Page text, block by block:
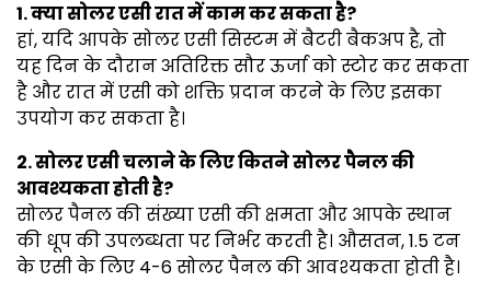
1. क्या सोलर एसी रात में काम कर सकता है?
हां, यदि आपके सोलर एसी सिस्टम में बैटरी बैकअप है, तो
यह दिन के दौरान अतिरिक्त सौर ऊर्जा को स्टोर कर सकता
है और रात में एसी को शक्ति प्रदान करने के लिए इसका
उपयोग कर सकता है।
2. सोलर एसी चलाने के लिए कितने सोलर पैनल की
आवश्यकता होती है?
सोलर पैनल की संख्या एसी की क्षमता और आपके स्थान
की धूप की उपलब्धता पर निर्भर करती है। औसतन, 1.5 टन
के एसी के लिए 4-6 सोलर पैनल की आवश्यकता होती है।